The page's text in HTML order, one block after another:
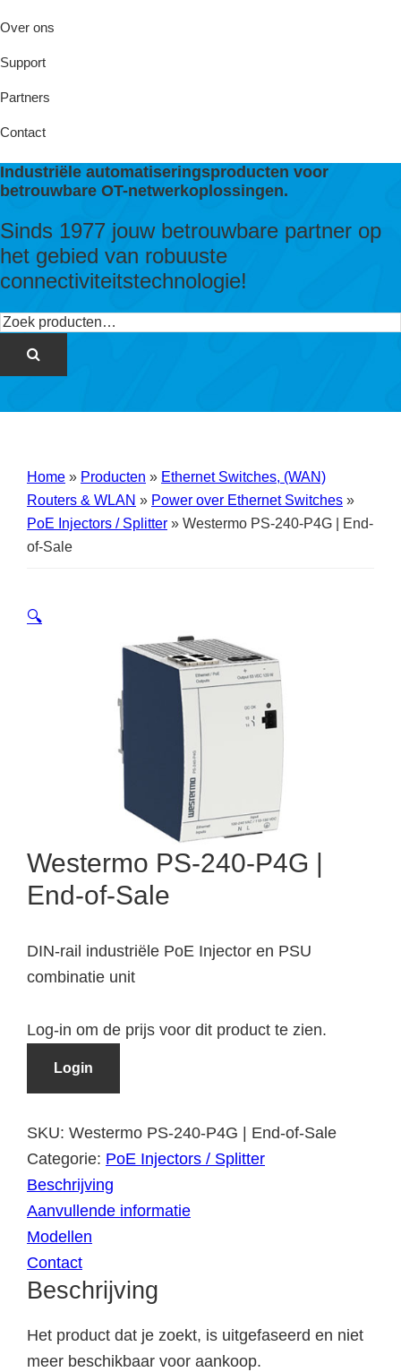
Over ons
Support
Partners
Contact
Industriële automatiseringsproducten voor
betrouwbare OT-netwerkoplossingen.
Sinds 1977 jouw betrouwbare partner op
het gebied van robuuste
connectiviteitstechnologie!
Zoeken
Home » Producten » Ethernet Switches, (WAN)
Routers & WLAN » Power over Ethernet Switches »
PoE Injectors / Splitter » Westermo PS-240-P4G | End-
of-Sale
🔍
Westermo PS-240-P4G |
End-of-Sale
DIN-rail industriële PoE Injector en PSU
combinatie unit
Log-in om de prijs voor dit product te zien.
Login
SKU: Westermo PS-240-P4G | End-of-Sale
Categorie: PoE Injectors / Splitter
Beschrijving
Aanvullende informatie
Modellen
Contact
Beschrijving
Het product dat je zoekt, is uitgefaseerd en niet
meer beschikbaar voor aankoop.